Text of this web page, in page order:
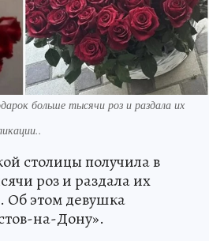
больше тысячи роз и раздала их
столицы получила в
роз и раздала их
этом девушка
на-Дону».